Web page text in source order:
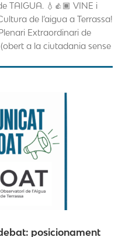
TAIGUA. 💧👍🏾 VINE i
de l’aigua a Terrassa!
Extraordinari de
(obert a la ciutadania sense
posicionament